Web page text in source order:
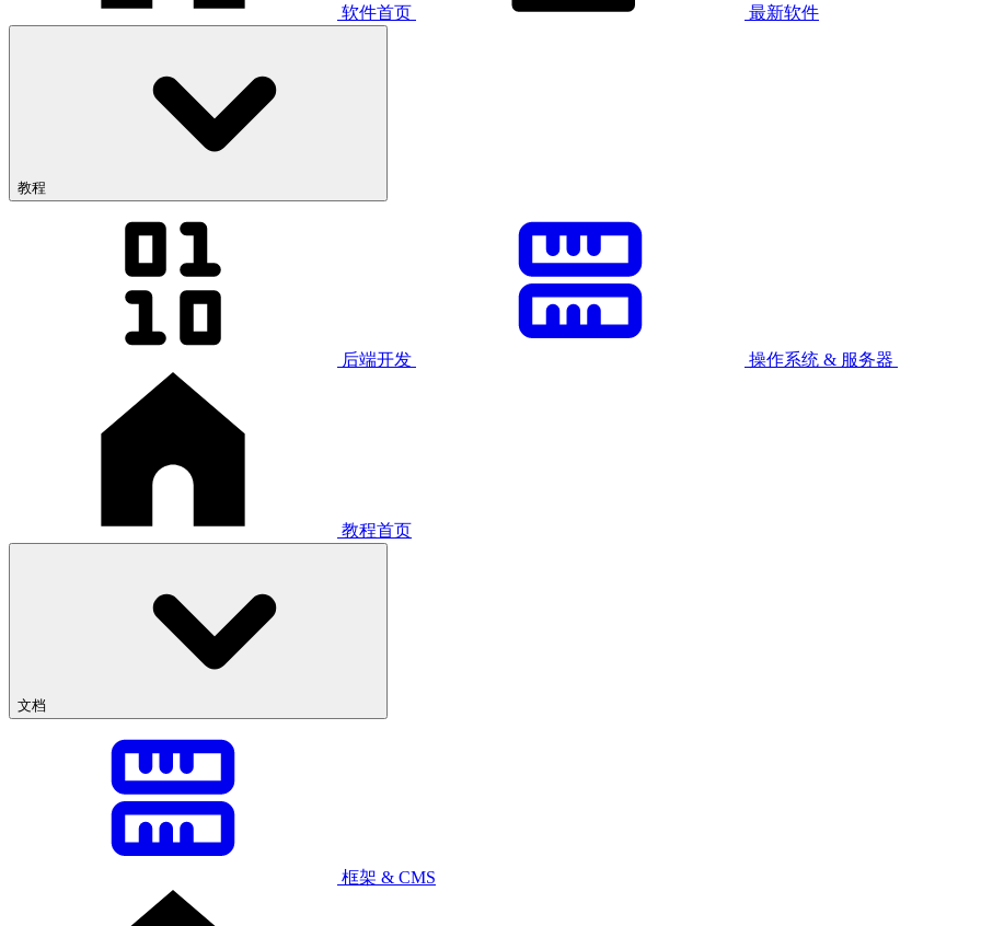
软件首页 最新软件
教程
后端开发 操作系统 & 服务器
教程首页
文档
框架 & CMS